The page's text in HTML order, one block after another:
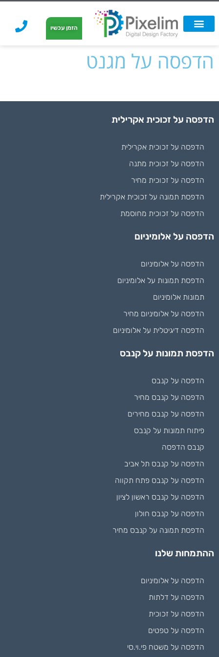
הזמן עכשיו
הדפסה על מגנט
הדפסה על זכוכית אקרילית
הדפסה על זכוכית אקרילית
הדפסה על זכוכית מתנה
הדפסה על זכוכית מחיר
הדפסת תמונה על זכוכית אקרילית
הדפסה על זכוכית מחוסמת
הדפסה על אלומיניום
הדפסה על אלומיניום
הדפסת תמונות על אלומיניום
תמונות אלומיניום
הדפסה על אלומיניום מחיר
הדפסה דיגיטלית על אלומיניום
הדפסת תמונות על קנבס
הדפסה על קנבס
הדפסה על קנבס מחיר
הדפסה על קנבס מחירים
פיתוח תמונות על קנבס
קנבס הדפסה
הדפסה על קנבס תל אביב
הדפסה על קנבס פתח תקווה
הדפסה על קנבס ראשון לציון
הדפסה על קנבס חולון
הדפסת תמונה על קנבס מחיר
ההתמחות שלנו
הדפסה על אלומיניום
הדפסה על דלתות
הדפסה על זכוכית
הדפסה על טפטים
הדפסה על משטח פי.וי.סי